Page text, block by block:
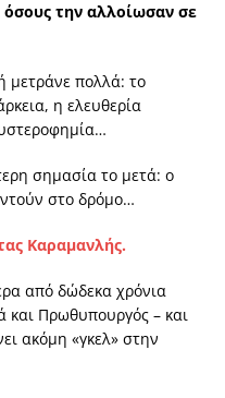
όσους την αλλοίωσαν σε
μετράνε πολλά: το
η ελευθερία
σημασία το μετά: ο
στο δρόμο…
Καραμανλής.
από δώδεκα χρόνια
και Πρωθυπουργός – και
ακόμη «γκελ» στην